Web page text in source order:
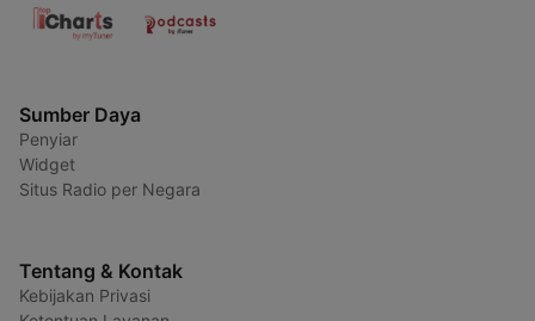
Sumber Daya
Penyiar
Widget
Situs Radio per Negara
Tentang & Kontak
Kebijakan Privasi